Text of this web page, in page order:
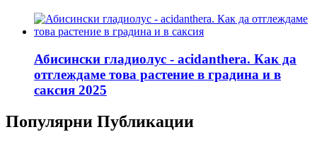
Абисински гладиолус - acidanthera. Как да
отглеждаме това растение в градина и в
саксия 2025
Популярни Публикации